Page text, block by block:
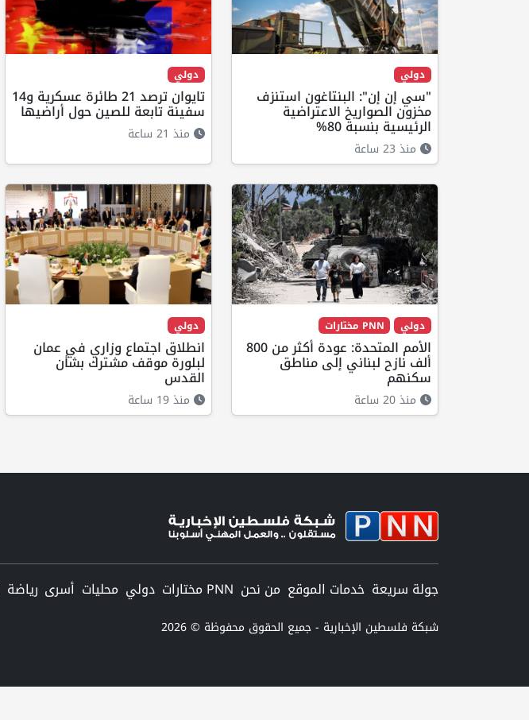
دولي
"سي إن إن": البنتاغون استنزف
مخزون الصواريخ الاعتراضية
الرئيسية بنسبة 80%
منذ 23 ساعة
دولي
تايوان ترصد 21 طائرة عسكرية و14
سفينة تابعة للصين حول أراضيها
منذ 21 ساعة
دولي PNN مختارات
الأمم المتحدة: عودة أكثر من 800
ألف نازح لبناني إلى مناطق
سكنهم
منذ 20 ساعة
دولي
انطلاق اجتماع وزاري في عمان
لبلورة موقف مشترك بشأن
القدس
منذ 19 ساعة
جولة سريعة خدمات الموقع من نحن PNN مختارات دولي محليات أسرى رياضة
شبكة فلسطين الإخبارية - جميع الحقوق محفوظة © 2026